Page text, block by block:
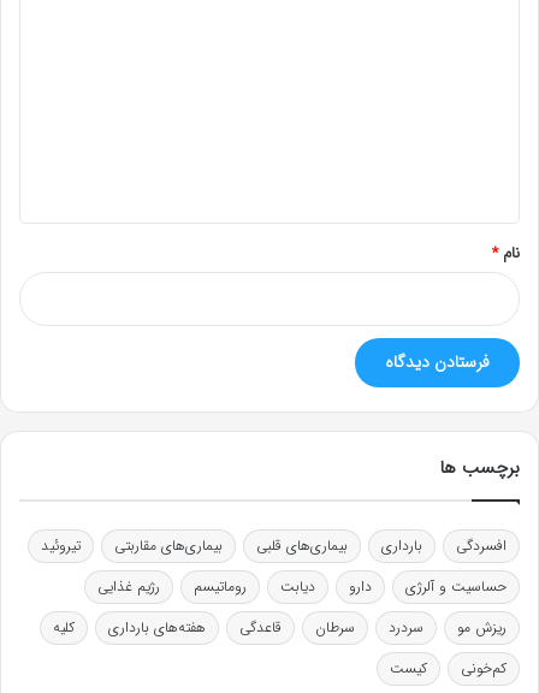
نام*
برچسب ها
افسردگی بارداری بیماری‌های قلبی بیماری‌های مقاربتی
تیروئید
حساسیت و آلرژی
دارو دیابت روماتیسم
رژیم غذایی
ریزش مو
سردرد سرطان قاعدگی هفته‌های بارداری
کلیه
کم‌خونی
کیست